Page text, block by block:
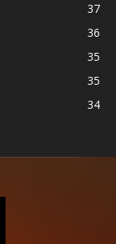
37
36
35
35
34